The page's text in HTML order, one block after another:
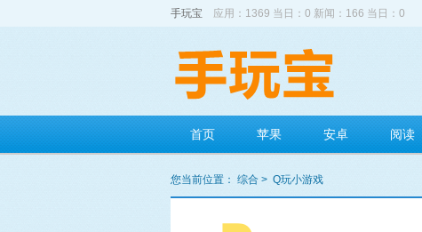
手玩宝 应用：1369 当日：0 新闻：166 当日：0
首页 苹果 安卓 阅读
您当前位置： 综合 > Q玩小游戏